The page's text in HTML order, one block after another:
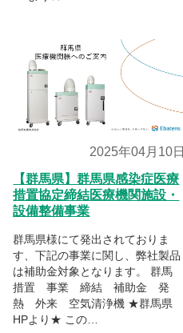
2025年04月10日
【群馬県】群馬県感染症医療
措置協定締結医療機関施設・
設備整備事業
群馬県様にて発出されておりま
す、下記の事業に関し、弊社製品
は補助金対象となります。 群馬
措置 事業 締結 補助金 発
熱 外来 空気清浄機 ★群馬県
HPより★ この…